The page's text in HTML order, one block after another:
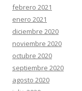
febrero 2021
enero 2021
diciembre 2020
noviembre 2020
octubre 2020
septiembre 2020
agosto 2020